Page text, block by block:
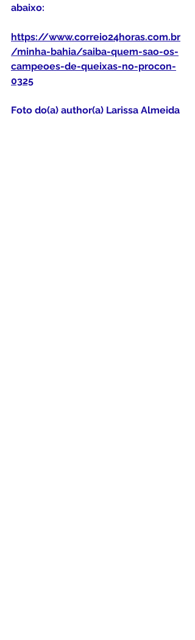
abaixo:
https://www.correio24horas.com.br
/minha-bahia/saiba-quem-sao-os-
campeoes-de-queixas-no-procon-
0325
Foto do(a) author(a) Larissa Almeida